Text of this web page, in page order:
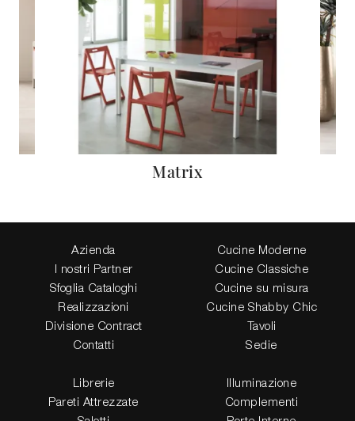
Matrix
Azienda
I nostri Partner
Sfoglia Cataloghi
Realizzazioni
Divisione Contract
Contatti
Cucine Moderne
Cucine Classiche
Cucine su misura
Cucine Shabby Chic
Tavoli
Sedie
Librerie
Pareti Attrezzate
Illuminazione
Complementi